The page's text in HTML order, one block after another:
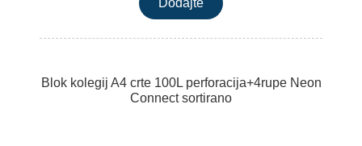
Blok kolegij A4 crte 100L perforacija+4rupe Neon
Connect sortirano